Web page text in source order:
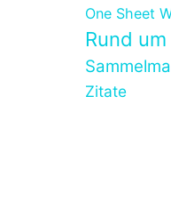
One Sheet
Rund
Zitate